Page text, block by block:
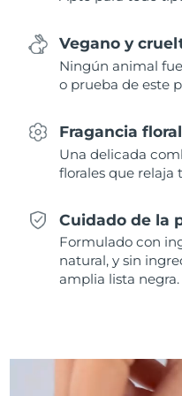
Vegano y
Ningún animal
o prueba de este
Fragancia
Una delicada
florales que relaja
Cuidado de la
Formulado con
natural, y sin
amplia lista negra.
Eslovaquia
Eslovenia
Sudáfrica
Corea del Sur
España
Suecia